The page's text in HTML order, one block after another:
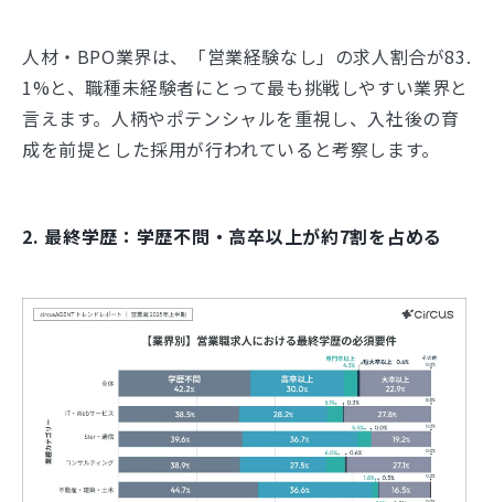
人材・BPO業界は、「営業経験なし」の求人割合が83.
1%と、職種未経験者にとって最も挑戦しやすい業界と
言えます。人柄やポテンシャルを重視し、入社後の育
成を前提とした採用が行われていると考察します。
2. 最終学歴：学歴不問・高卒以上が約7割を占める